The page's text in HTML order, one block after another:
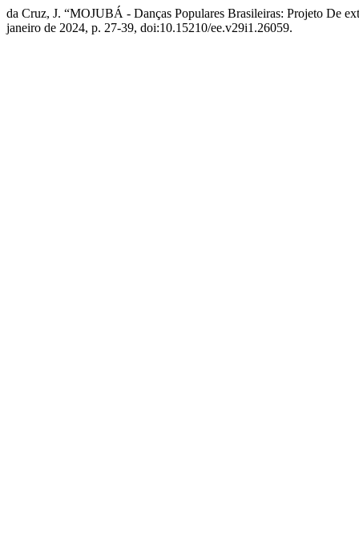
da Cruz, J. “MOJUBÁ - Danças Populares Brasileiras: Projeto De
janeiro de 2024, p. 27-39, doi:10.15210/ee.v29i1.26059.